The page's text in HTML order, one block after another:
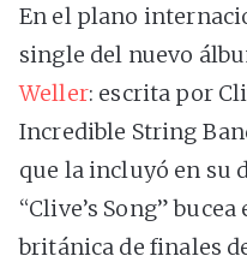
En el plano
single del nuevo
Weller: escrita por
Incredible String
que la incluyó en su
“Clive’s Song”
británica de finales